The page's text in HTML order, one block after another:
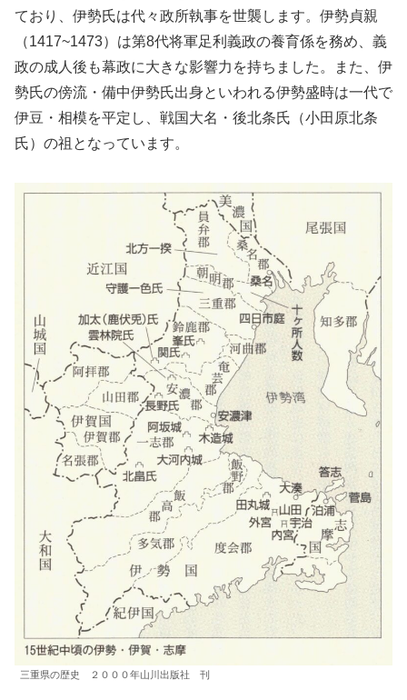
ており、伊勢氏は代々政所執事を世襲します。伊勢貞親
（1417~1473）は第8代将軍足利義政の養育係を務め、義
政の成人後も幕政に大きな影響力を持ちました。また、伊
勢氏の傍流・備中伊勢氏出身といわれる伊勢盛時は一代で
伊豆・相模を平定し、戦国大名・後北条氏（小田原北条
氏）の祖となっています。
三重県の歴史 ２０００年山川出版社 刊